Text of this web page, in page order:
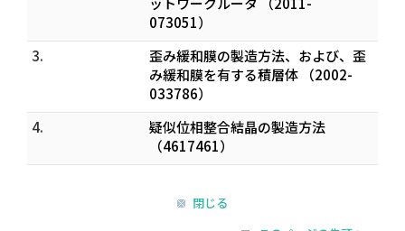
073051）
3.
歪み緩和膜の製造方法、および、歪
み緩和膜を有する積層体 （2002-
033786）
4.
疑似位相整合結晶の製造方法
（4617461）
閉じる